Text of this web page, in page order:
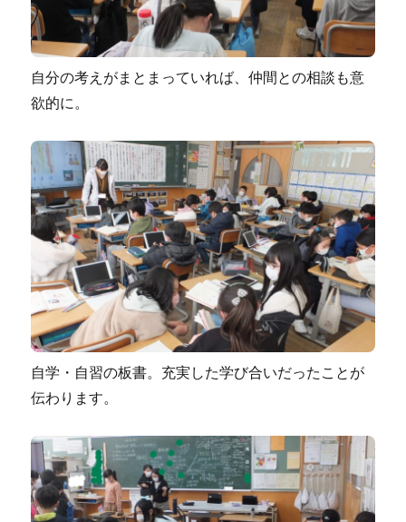
自分の考えがまとまっていれば、仲間との相談も意
欲的に。
自学・自習の板書。充実した学び合いだったことが
伝わります。